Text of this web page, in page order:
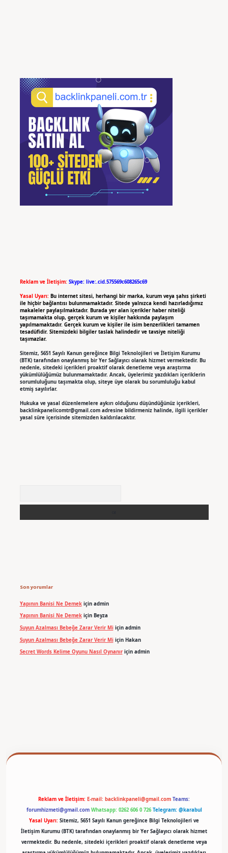
Reklam ve İletişim: Skype: live:.cid.575569c608265c69
Yasal Uyarı: Bu internet sitesi, herhangi bir marka, kurum veya şahıs şirketi
ile hiçbir bağlantısı bulunmamaktadır. Sitede yalnızca kendi hazırladığımız
makaleler paylaşılmaktadır. Burada yer alan içerikler haber niteliği
taşımamakta olup, gerçek kurum ve kişiler hakkında paylaşım
yapılmamaktadır. Gerçek kurum ve kişiler ile isim benzerlikleri tamamen
tesadüfidir. Sitemizdeki bilgiler taslak halindedir ve tavsiye niteliği
taşımazlar.
Sitemiz, 5651 Sayılı Kanun gereğince Bilgi Teknolojileri ve İletişim Kurumu
(BTK) tarafından onaylanmış bir Yer Sağlayıcı olarak hizmet vermektedir. Bu
nedenle, sitedeki içerikleri proaktif olarak denetleme veya araştırma
yükümlülüğümüz bulunmamaktadır. Ancak, üyelerimiz yazdıkları içeriklerin
sorumluluğunu taşımakta olup, siteye üye olarak bu sorumluluğu kabul
etmiş sayılırlar.
Hukuka ve yasal düzenlemelere aykırı olduğunu düşündüğünüz içerikleri,
backlinkpanelicomtr@gmail.comadresine bildirmeniz halinde, ilgili içerikler
yasal süre içerisinde sitemizden kaldırılacaktır.
Son yorumlar
Yapının Banisi Ne Demekiçin admin
Yapının Banisi Ne Demekiçin Beyza
Suyun Azalması Bebeğe Zarar Verir Miiçin admin
Suyun Azalması Bebeğe Zarar Verir Miiçin Hakan
Secret Words Kelime Oyunu Nasıl Oynanıriçin admin
Reklam ve İletişim: E-mail: backlinkpaneli@gmail.com Teams:
forumhizmeti@gmail.com Whatsapp: 0262 606 0 726 Telegram: @karabul
Yasal Uyarı: Sitemiz, 5651 Sayılı Kanun gereğince Bilgi Teknolojileri ve
İletişim Kurumu (BTK) tarafından onaylanmış bir Yer Sağlayıcı olarak hizmet
vermektedir. Bu nedenle, sitedeki içerikleri proaktif olarak denetleme veya